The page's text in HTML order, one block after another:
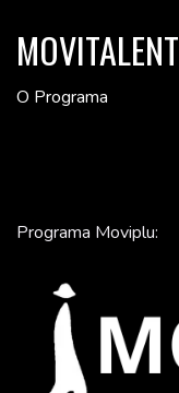
MOVITALENT
O Programa
Programa Moviplu: